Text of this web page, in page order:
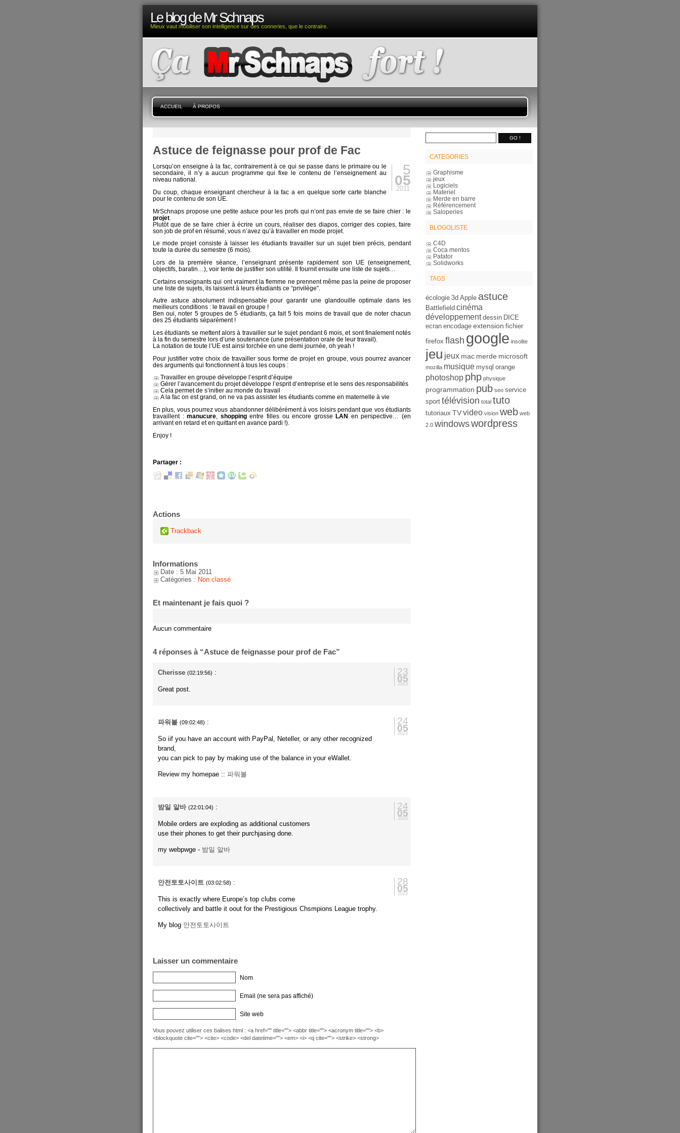
Le blog de Mr Schnaps
Mieux vaut mobiliser son intelligence sur des conneries, que le contraire.
ACCUEIL À PROPOS
Astuce de feignasse pour prof de Fac
5
05
2011
Lorsqu’on enseigne à la fac, contrairement à ce qui se passe dans le primaire ou le
secondaire, il n’y a aucun programme qui fixe le contenu de l’enseignement au
niveau national.
Du coup, chaque enseignant chercheur à la fac a en quelque sorte carte blanche
pour le contenu de son UE.
MrSchnaps propose une petite astuce pour les profs qui n’ont pas envie de se faire chier : le
projet
Plutôt que de se faire chier à écrire un cours, réaliser des diapos, corriger des copies, faire
son job de prof en résumé, vous n’avez qu’à travailler en mode projet.
Le mode projet consiste à laisser les étudiants travailler sur un sujet bien précis, pendant
toute la durée du semestre (6 mois).
Lors de la première séance, l’enseignant présente rapidement son UE (enseignement,
objectifs, baratin…), voir tente de justifier son utilité. Il fournit ensuite une liste de sujets…
Certains enseignants qui ont vraiment la flemme ne prennent même pas la peine de proposer
une liste de sujets, ils laissent à leurs étudiants ce “privilège”.
Autre astuce absolument indispensable pour garantir une glandouille optimale dans les
meilleurs conditions : le travail en groupe !
Ben oui, noter 5 groupes de 5 étudiants, ça fait 5 fois moins de travail que de noter chacun
des 25 étudiants séparément !
Les étudiants se mettent alors à travailler sur le sujet pendant 6 mois, et sont finalement notés
à la fin du semestre lors d’une soutenance (une présentation orale de leur travail).
La notation de toute l’UE est ainsi torchée en une demi journée, oh yeah !
Pour justifier votre choix de travailler sous forme de projet en groupe, vous pourrez avancer
des arguments qui fonctionnent à tous les coups :
Travailler en groupe développe l’esprit d’équipe
Gérer l’avancement du projet développe l’esprit d’entreprise et le sens des responsabilités
Cela permet de s’initier au monde du travail
A la fac on est grand, on ne va pas assister les étudiants comme en maternelle à vie
En plus, vous pourrez vous abandonner délibérément à vos loisirs pendant que vos étudiants
travaillent :manucure shoppingentre filles ou encore grosseLAN en perspective… (en
arrivant en retard et en quittant en avance pardi !).
Enjoy !
Partager :
Actions
Trackback
Informations
Date : 5 Mai 2011
Catégories : Non classé
Et maintenant je fais quoi ?
Aucun commentaire
4 réponses à “Astuce de feignasse pour prof de Fac”
23
05
2023
Cherisse (02:19:56) :
Great post.
24
05
2023
파워볼 (09:02:48) :
So iif you have an account with PayPal, Neteller, or any other recognized
brand,
you can pick to pay by making use of the balance in your eWallet.
Review my homepae :: 파워볼
24
05
2023
밤일 알바 (22:01:04) :
Mobile orders are exploding as additional customers
use their phones to get their purchjasing done.
my webpwge - 밤일 알바
28
05
2023
안전토토사이트 (03:02:58) :
This is exactly where Europe’s top clubs come
collectively and battle it oout for the Prestigious Chsmpions League trophy.
My blog 안전토토사이트
Laisser un commentaire
Nom
Email (ne sera pas affiché)
Site web
Vous pouvez utiliser ces balises html : <a href="" title=""> <abbr title=""> <acronym title=""> <b>
<blockquote cite=""> <cite> <code> <del datetime=""> <em> <i> <q cite=""> <strike> <strong>
CATEGORIES
Graphisme
jeux
Logiciels
Materiel
Merde en barre
Référencement
Saloperies
BLOGOLISTE
C4D
Coca mentos
Patator
Solidworks
TAGS
écologie 3d Apple astuce
Battlefield cinéma
développement dessin DICE
ecran encodage extension fichier
firefox flash google insolite
jeu jeux mac merde microsoft
mozilla musique mysql orange
photoshop php physique
programmation pub seo service
sport télévision total tuto
tutoriaux TVvideo vision web web
2.0 windowswordpress